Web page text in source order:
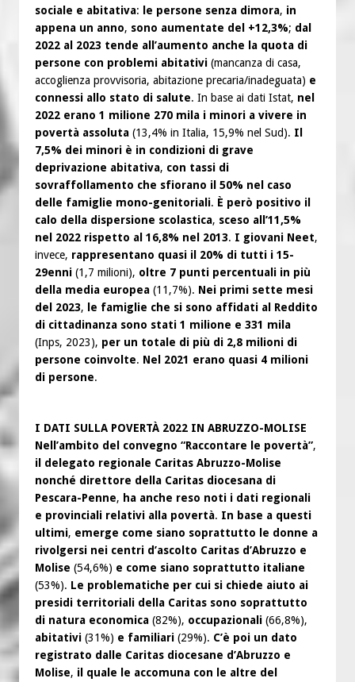
sociale e abitativa: le persone senza dimora, in
appena un anno, sono aumentate del +12,3%; dal
2022 al 2023 tende all’aumento anche la quota di
persone con problemi abitativi (mancanza di casa,
accoglienza provvisoria, abitazione precaria/inadeguata) e
connessi allo stato di salute. In base ai dati Istat, nel
2022 erano 1 milione 270 mila i minori a vivere in
povertà assoluta (13,4% in Italia, 15,9% nel Sud). Il
7,5% dei minori è in condizioni di grave
deprivazione abitativa, con tassi di
sovraffollamento che sfiorano il 50% nel caso
delle famiglie mono-genitoriali. È però positivo il
calo della dispersione scolastica, sceso all’11,5%
nel 2022 rispetto al 16,8% nel 2013. I giovani Neet,
invece, rappresentano quasi il 20% di tutti i 15-
29enni (1,7 milioni), oltre 7 punti percentuali in più
della media europea (11,7%). Nei primi sette mesi
del 2023, le famiglie che si sono affidati al Reddito
di cittadinanza sono stati 1 milione e 331 mila
(Inps, 2023), per un totale di più di 2,8 milioni di
persone coinvolte. Nel 2021 erano quasi 4 milioni
di persone.
I DATI SULLA POVERTÀ 2022 IN ABRUZZO-MOLISE
Nell’ambito del convegno “Raccontare le povertà”,
il delegato regionale Caritas Abruzzo-Molise
nonché direttore della Caritas diocesana di
Pescara-Penne, ha anche reso noti i dati regionali
e provinciali relativi alla povertà. In base a questi
ultimi, emerge come siano soprattutto le donne a
rivolgersi nei centri d’ascolto Caritas d’Abruzzo e
Molise (54,6%) e come siano soprattutto italiane
(53%). Le problematiche per cui si chiede aiuto ai
presidi territoriali della Caritas sono soprattutto
di natura economica (82%), occupazionali (66,8%),
abitativi (31%) e familiari (29%). C’è poi un dato
registrato dalle Caritas diocesane d’Abruzzo e
Molise, il quale le accomuna con le altre del